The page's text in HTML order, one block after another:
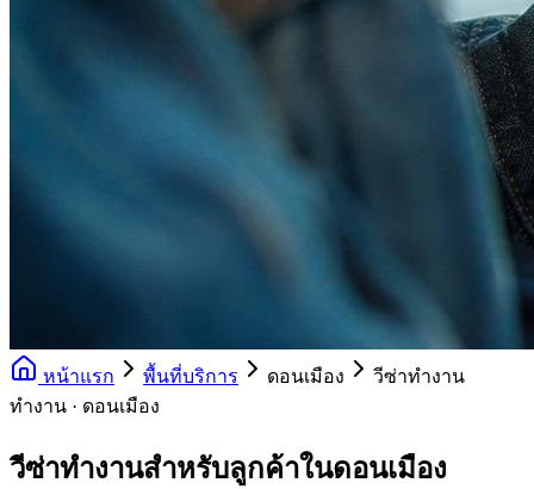
หน้าแรก พื้นที่บริการ ดอนเมือง
วีซ่าทำงาน
ทำงาน · ดอนเมือง
วีซ่าทำงานสำหรับลูกค้าในดอนเมือง